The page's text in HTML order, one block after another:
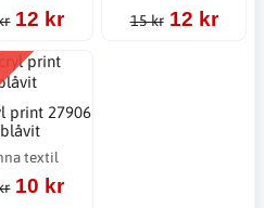
12 kr
15 kr 12 kr
print 27906
blåvit
textil
10 kr